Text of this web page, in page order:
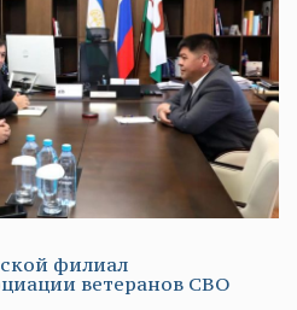
филиал
ветеранов СВО